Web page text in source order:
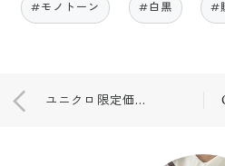
#モノトーン #白黒 #
ユニクロ限定価格❤️